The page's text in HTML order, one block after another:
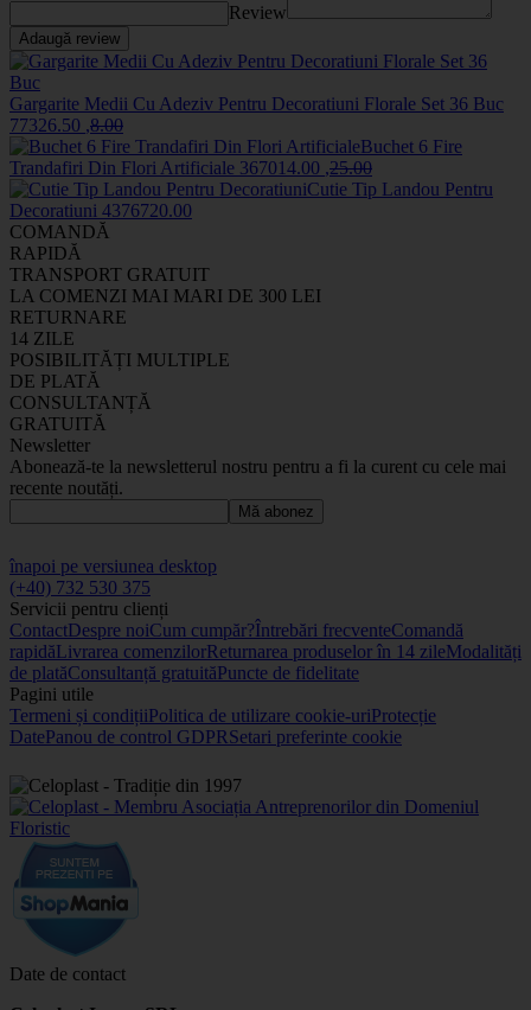
Review
Adaugă review
Gargarite Medii Cu Adeziv Pentru Decoratiuni Florale Set 36 Buc
77326.50 ,8.00
Buchet 6 Fire
Trandafiri Din Flori Artificiale 367014.00 ,25.00
Cutie Tip Landou Pentru
Decoratiuni 4376720.00
COMANDĂ
RAPIDĂ
TRANSPORT GRATUIT
LA COMENZI MAI MARI DE 300 LEI
RETURNARE
14 ZILE
POSIBILITĂȚI MULTIPLE
DE PLATĂ
CONSULTANȚĂ
GRATUITĂ
Newsletter
Abonează-te la newsletterul nostru pentru a fi la curent cu cele mai
recente noutăți.
Mă abonez
înapoi pe versiunea desktop
(+40) 732 530 375
Servicii pentru clienți
ContactDespre noiCum cumpăr?Întrebări frecventeComandă
rapidăLivrarea comenzilorReturnarea produselor în 14 zileModalități
de platăConsultanță gratuităPuncte de fidelitate
Pagini utile
Termeni și condițiiPolitica de utilizare cookie-uriProtecție
DatePanou de control GDPRSetari preferinte cookie
Date de contact